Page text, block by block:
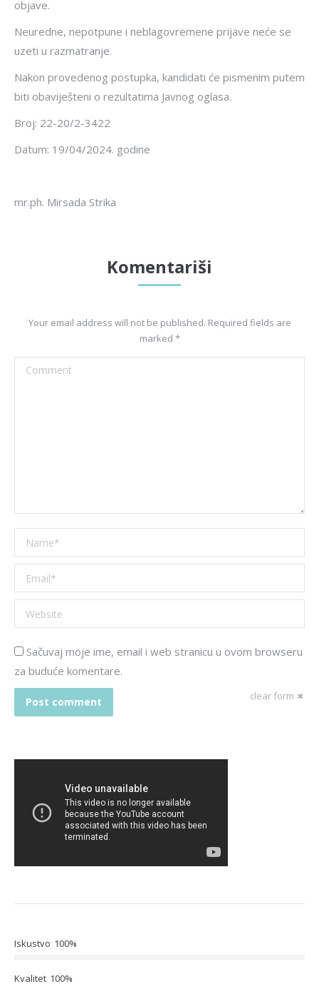
objave.
Neuredne, nepotpune i neblagovremene prijave neće se
uzeti u razmatranje.
Nakon provedenog postupka, kandidati će pismenim putem
biti obaviješteni o rezultatima Javnog oglasa.
Broj: 22-20/2-3422
Datum: 19/04/2024. godine
mr.ph. Mirsada Strika
Komentariši
Your email address will not be published. Required fields are
marked *
Comment
Name *
Email *
Website
Sačuvaj moje ime, email i web stranicu u ovom browseru
za buduće komentare.
clear form
Post comment
Iskustvo 100%
Kvalitet 100%